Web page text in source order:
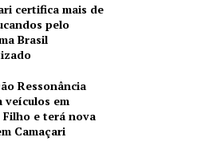
certifica mais de
pelo
Brasil
Ressonância
veículos em
Filho e terá nova
Camaçari